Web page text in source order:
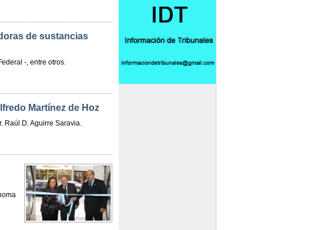
de sustancias
-, entre otros.
Martínez de Hoz
Raúl D. Aguirre Saravia.